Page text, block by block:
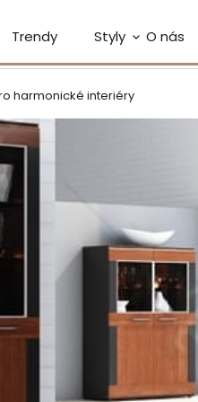
Trendy Styly O nás
harmonické interiéry